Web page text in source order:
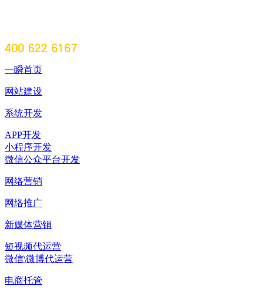
一瞬首页
网站建设
系统开发
APP开发
小程序开发
微信公众平台开发
网络营销
网络推广
新媒体营销
短视频代运营
微信\微博代运营
电商托管